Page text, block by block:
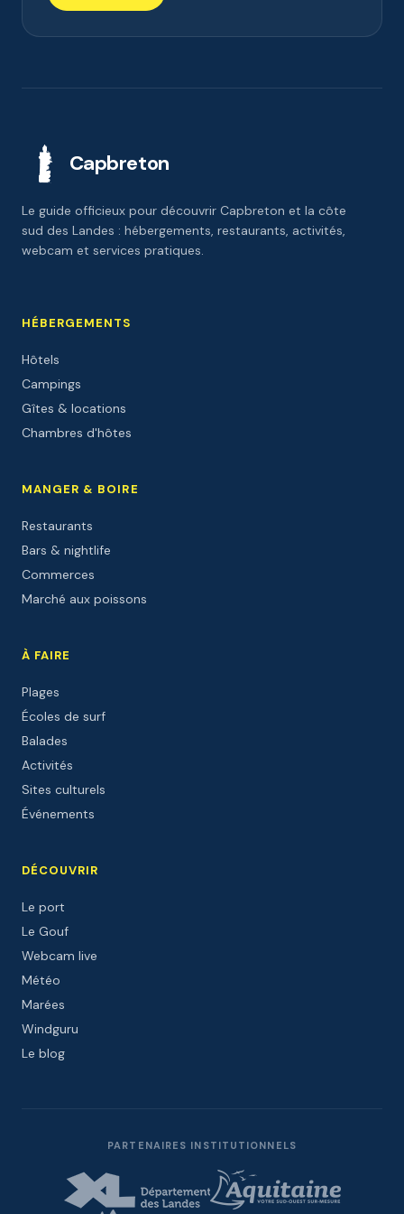
Capbreton
Le guide officieux pour découvrir Capbreton et la côte
sud des Landes : hébergements, restaurants, activités,
webcam et services pratiques.
HÉBERGEMENTS
Hôtels
Campings
Gîtes & locations
Chambres d'hôtes
MANGER & BOIRE
Restaurants
Bars & nightlife
Commerces
Marché aux poissons
À FAIRE
Plages
Écoles de surf
Balades
Activités
Sites culturels
Événements
DÉCOUVRIR
Le port
Le Gouf
Webcam live
Météo
Marées
Windguru
Le blog
PARTENAIRES INSTITUTIONNELS